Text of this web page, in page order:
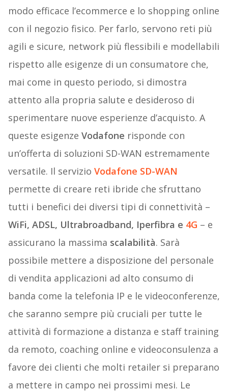
modo efficace l’ecommerce e lo shopping online
con il negozio fisico. Per farlo, servono reti più
agili e sicure, network più flessibili e modellabili
rispetto alle esigenze di un consumatore che,
mai come in questo periodo, si dimostra
attento alla propria salute e desideroso di
sperimentare nuove esperienze d’acquisto. A
queste esigenze Vodafone risponde con
un’offerta di soluzioni SD-WAN estremamente
versatile. Il servizio Vodafone SD-WAN
permette di creare reti ibride che sfruttano
tutti i benefici dei diversi tipi di connettività –
WiFi, ADSL, Ultrabroadband, Iperfibra e 4G – e
assicurano la massima scalabilità. Sarà
possibile mettere a disposizione del personale
di vendita applicazioni ad alto consumo di
banda come la telefonia IP e le videoconferenze,
che saranno sempre più cruciali per tutte le
attività di formazione a distanza e staff training
da remoto, coaching online e videoconsulenza a
favore dei clienti che molti retailer si preparano
a mettere in campo nei prossimi mesi. Le